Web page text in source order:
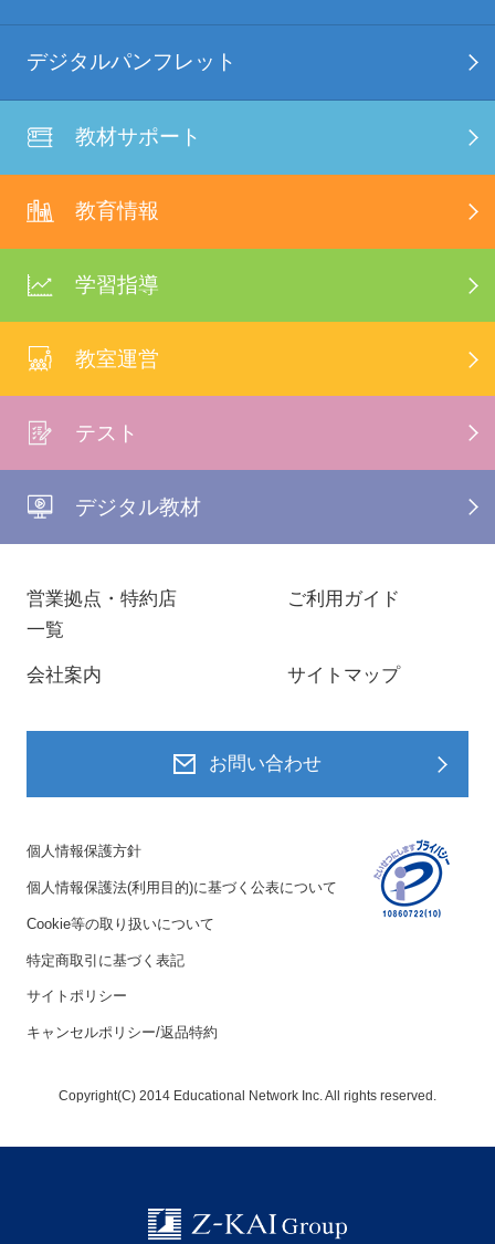
デジタルパンフレット
教材サポート
教育情報
学習指導
教室運営
テスト
デジタル教材
営業拠点・特約店
一覧
ご利用ガイド
会社案内 サイトマップ
お問い合わせ
個人情報保護方針
個人情報保護法(利用目的)に基づく公表について
Cookie等の取り扱いについて
特定商取引に基づく表記
サイトポリシー
キャンセルポリシー/返品特約
Copyright(C) 2014 Educational Network Inc. All rights reserved.